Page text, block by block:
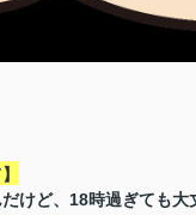
けど、18時過ぎても大